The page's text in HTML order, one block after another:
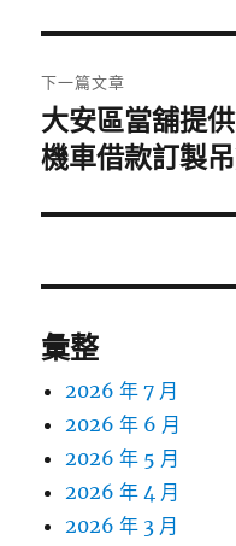
覽
文
章:
下一篇文章
下
一
文
大安區當舖提
機車借款訂製
彙整
2026 年 7 月
2026 年 6 月
2026 年 5 月
2026 年 4 月
2026 年 3 月